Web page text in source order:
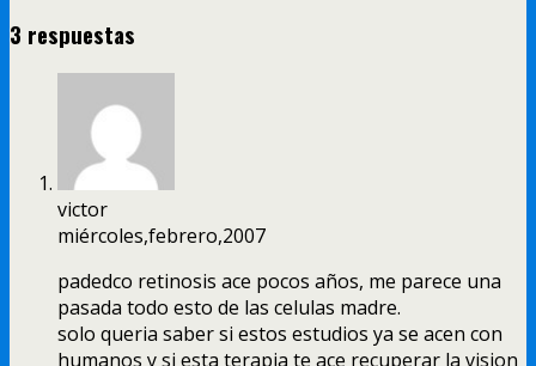
3 respuestas
victor
miércoles,febrero,2007
padedco retinosis ace pocos años, me parece una
pasada todo esto de las celulas madre.
solo queria saber si estos estudios ya se acen con
humanos y si esta terapia te ace recuperar la vision